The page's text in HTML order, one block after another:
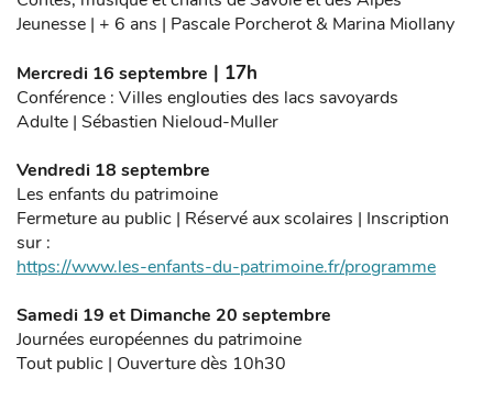
Jeunesse | + 6 ans | Pascale Porcherot & Marina Miollany
Mercredi 16 septembre | 17h
Conférence : Villes englouties des lacs savoyards
Adulte | Sébastien Nieloud-Muller
Vendredi 18 septembre
Les enfants du patrimoine
Fermeture au public | Réservé aux scolaires | Inscription
sur :
https://www.les-enfants-du-patrimoine.fr/programme
Samedi 19 et Dimanche 20 septembre
Journées européennes du patrimoine
Tout public | Ouverture dès 10h30